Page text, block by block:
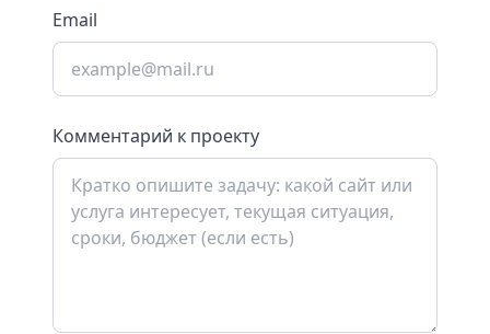
Email
Комментарий к проекту